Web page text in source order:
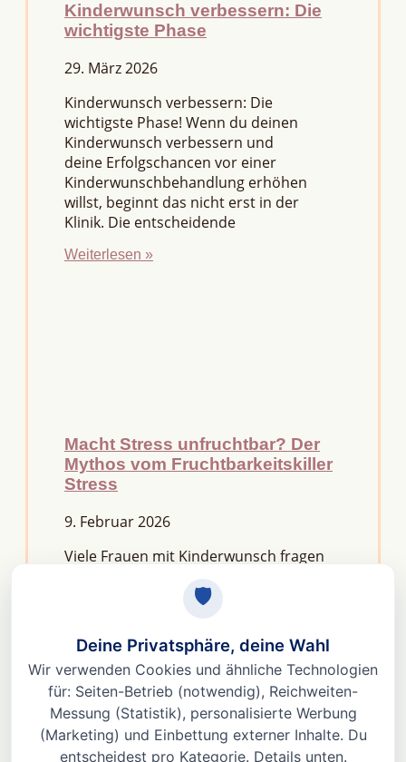
Kinderwunsch verbessern: Die
wichtigste Phase
29. März 2026
Kinderwunsch verbessern: Die
wichtigste Phase! Wenn du deinen
Kinderwunsch verbessern und
deine Erfolgschancen vor einer
Kinderwunschbehandlung erhöhen
willst, beginnt das nicht erst in der
Klinik. Die entscheidende
Weiterlesen »
Macht Stress unfruchtbar? Der
Mythos vom Fruchtbarkeitskiller
Stress
9. Februar 2026
Viele Frauen mit Kinderwunsch fragen
kurze Antwort lautet: Nein, aber er kann
Fruchtbarkeit aus dem Gleichgewicht
bringen. Denn Stress
Weiterlesen »